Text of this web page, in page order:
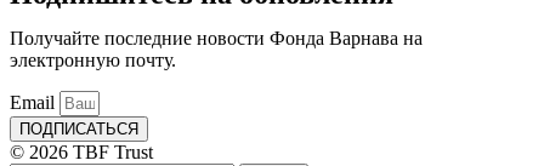
Получайте последние новости Фонда Варнава на
электронную почту.
Email
ПОДПИСАТЬСЯ
© 2026 TBF Trust